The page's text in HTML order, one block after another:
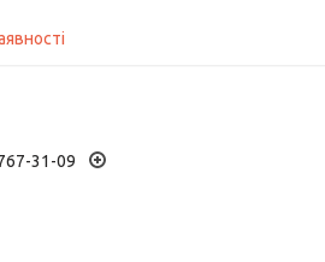
31-09